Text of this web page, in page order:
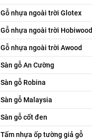
Gỗ nhựa ngoài trời Glotex
Gỗ nhựa ngoài trời Hobiwood
Gỗ nhựa ngoài trời Awood
Sàn gỗ An Cường
Sàn gỗ Robina
Sàn gỗ Malaysia
Sàn gỗ cốt đen
Tấm nhựa ốp tường giả gỗ